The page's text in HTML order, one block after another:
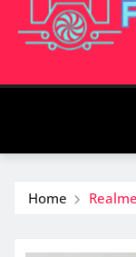
Home